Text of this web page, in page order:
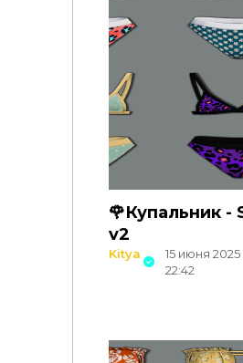
🌹Купальник
v2
Kitya
15 июня 2025
22:42